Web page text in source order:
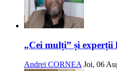
„Cei mulți” și experții
Andrei CORNEA Joi, 06